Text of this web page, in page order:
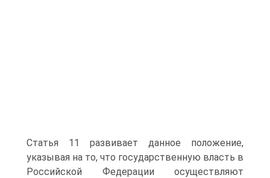
Статья 11 развивает данное положение,
указывая на то, что государственную власть в
Российской Федерации осуществляют